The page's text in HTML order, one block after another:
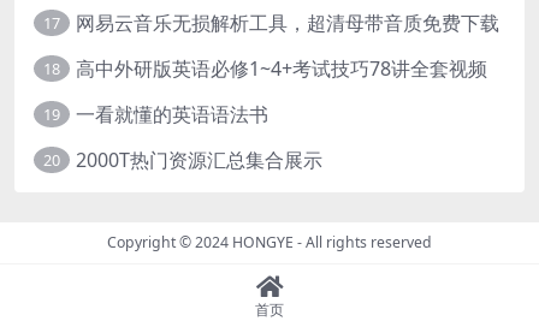
17 网易云音乐无损解析工具，超清母带音质免费下载
18 高中外研版英语必修1~4+考试技巧78讲全套视频
19 一看就懂的英语语法书
20 2000T热门资源汇总集合展示
Copyright © 2024 HONGYE - All rights reserved
首页